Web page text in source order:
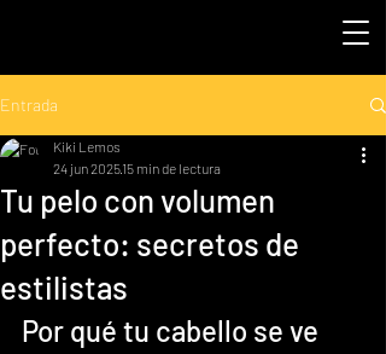
Entrada
Tu pelo con volumen
perfecto: secretos de
estilistas
Kiki Lemos
24 jun 202515 min de lectura
Por qué tu cabello se ve